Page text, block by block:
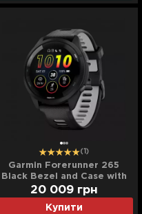
(1)
Garmin Forerunner 265
Black Bezel and Case with
Black/Powder Gray Silicone
Band
Купити
20 009 грн